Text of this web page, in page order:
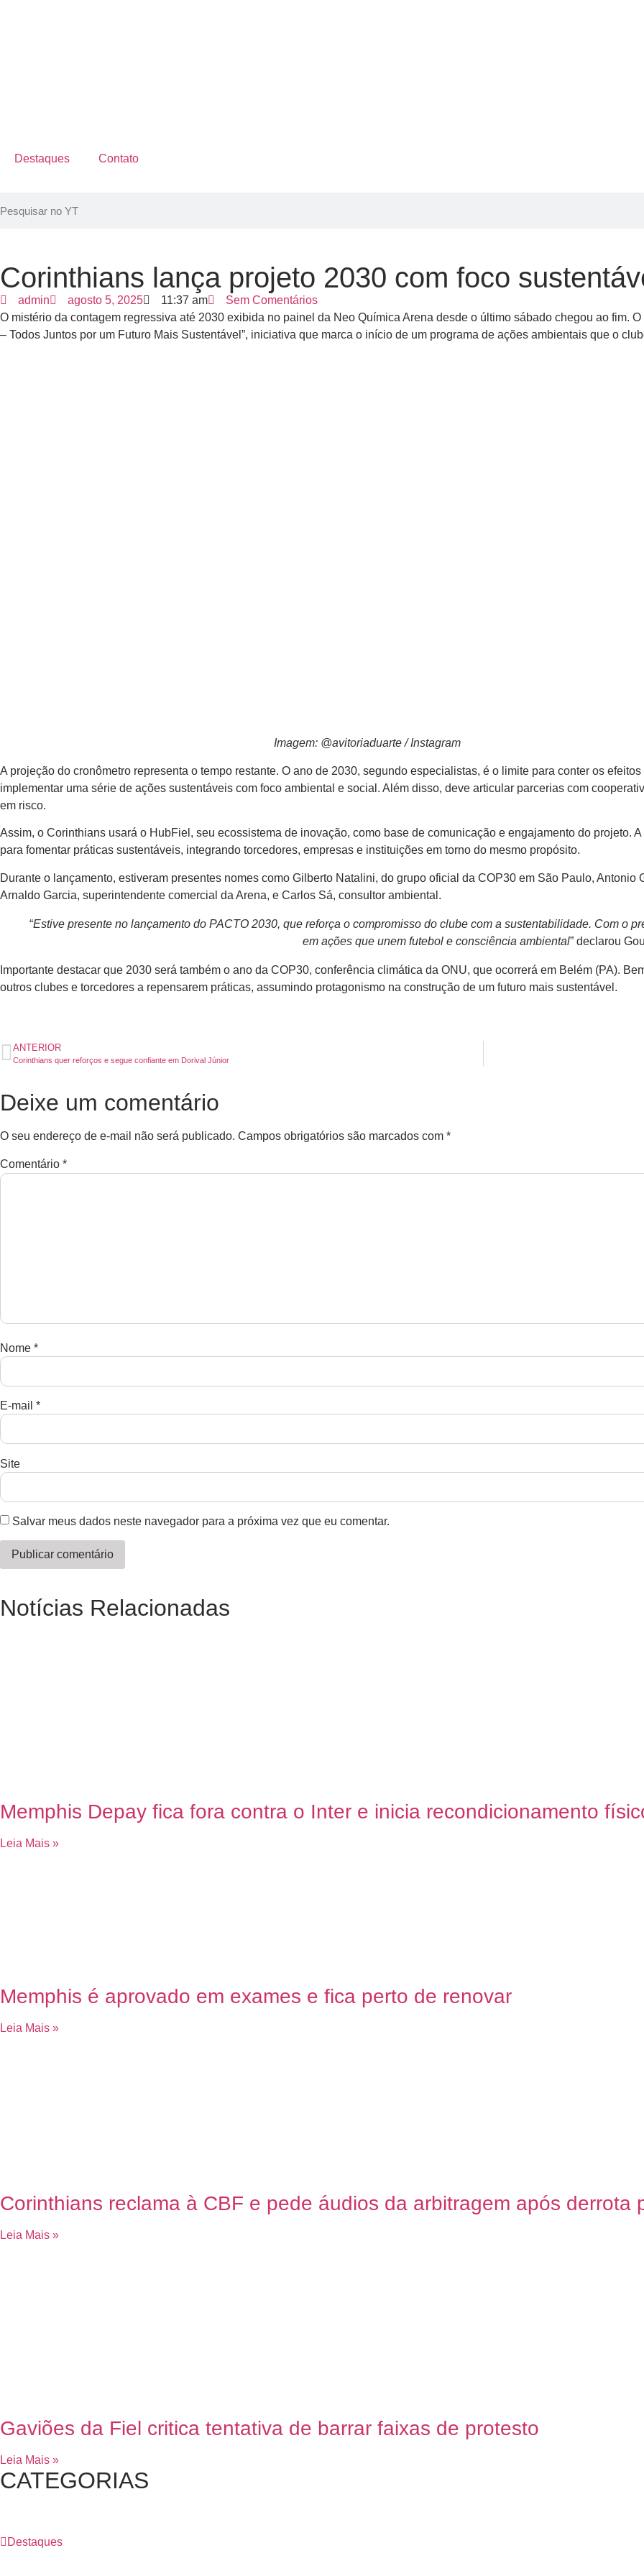
Destaques Contato
Corinthians lança projeto 2030 com foco
admin agosto 5, 2025 11:37 am
Sem Comentários
O mistério da contagem regressiva até 2030 exibida no painel da Neo Química Arena desde o último sábado chegou ao fim.
– Todos Juntos por um Futuro Mais Sustentável”, iniciativa que marca o início de um programa de ações ambientais que o
Imagem: @avitoriaduarte / Instagram
A projeção do cronômetro representa o tempo restante. O ano de 2030, segundo especialistas, é o limite para conter os
implementar uma série de ações sustentáveis com foco ambiental e social. Além disso, deve articular parcerias com
em risco.
Assim, o Corinthians usará o HubFiel, seu ecossistema de inovação, como base de comunicação e engajamento do projeto.
para fomentar práticas sustentáveis, integrando torcedores, empresas e instituições em torno do mesmo propósito.
Durante o lançamento, estiveram presentes nomes como Gilberto Natalini, do grupo oficial da COP30 em São Paulo,
Arnaldo Garcia, superintendente comercial da Arena, e Carlos Sá, consultor ambiental.
“Estive presente no lançamento do PACTO 2030, que reforça o compromisso do clube com a sustentabilidade. Com o
em ações que unem futebol e consciência ambiental” declarou
Importante destacar que 2030 será também o ano da COP30, conferência climática da ONU, que ocorrerá em Belém (PA).
outros clubes e torcedores a repensarem práticas, assumindo protagonismo na construção de um futuro mais sustentável.
ANTERIOR
Corinthians quer reforços e segue confiante em Dorival Júnior
Deixe um comentário
O seu endereço de e-mail não será publicado. Campos obrigatórios são marcados com *
Comentário *
Nome *
E-mail *
Site
Salvar meus dados neste navegador para a próxima vez que eu comentar.
Notícias Relacionadas
Memphis Depay fica fora contra o Inter e inicia recondicionamento
Leia Mais »
Memphis é aprovado em exames e fica perto de renovar
Leia Mais »
Corinthians reclama à CBF e pede áudios da arbitragem após derrota
Leia Mais »
Gaviões da Fiel critica tentativa de barrar faixas de protesto
Leia Mais »
CATEGORIAS
Destaques